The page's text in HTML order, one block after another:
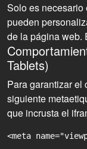
Solo es necesario
pueden
de la página web.
Tablets)
Para garantizar el
siguiente
que incrusta el
<meta